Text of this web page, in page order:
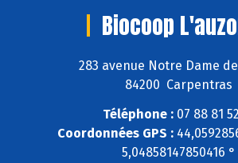
Biocoop
283 avenue Notre Dame
84200 Carpentras
Téléphone : 07 88 81
Coordonnées GPS :
5,04858147850416 °